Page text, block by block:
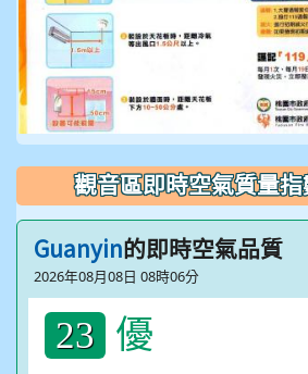
觀音區即時空氣質量指
Guanyin的即時空氣品質
2026年08月08日 08時06分
23 優